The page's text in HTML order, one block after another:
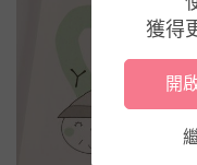
獲得
開